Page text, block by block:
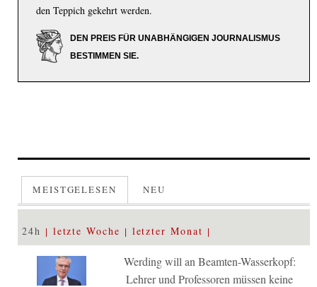
den Teppich gekehrt werden.
DEN PREIS FÜR UNABHÄNGIGEN JOURNALISMUS
BESTIMMEN SIE.
MEISTGELESEN NEU
24h letzte Woche letzter Monat
Werding will an Beamten-Wasserkopf:
Lehrer und Professoren müssen keine